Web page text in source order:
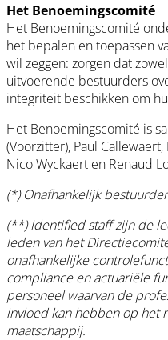
Het Benoemingscomité
Het Benoemingscomité
het bepalen en toepassen
wil zeggen: zorgen dat
uitvoerende bestuurders
integriteit beschikken om
Het Benoemingscomité is
(Voorzitter), Paul
Nico Wyckaert en Renaud
(*) Onafhankelijk bestuurder
(**) Identified staff zijn de
leden van het
onafhankelijke
compliance en actuariële
personeel waarvan de
invloed kan hebben op het
maatschappij.